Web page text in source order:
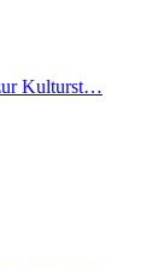
Kulturst…